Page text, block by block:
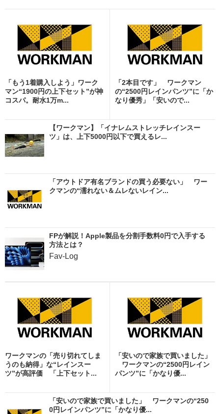
「もう1着購入しよう」ワーク
マン“1900円の上下セット”が神
コスパ。耐水1万m...
「2本目です」 ワークマン
の“2500円レインパンツ”に「か
なり優秀」「安いので...
【ワークマン】「イナレムストレッチレインスー
ツ」は、上下5000円以下で買えるレ...
「アウトドア有名ブランドの買う必要ない」 ワー
クマンの“濡れない＆ムレないレイン...
FPが解説！Apple製品を分割手数料0円で入手する
方法とは？
Fav-Log
ワークマンの「売り切れてしま
うのも納得」な“レインスー
ツ”が高評価 「上下セット...
「安いので家族で買いました」
ワークマンの“2500円レイン
パンツ”に「かなり優...
「安いので家族で買いました」 ワークマンの“250
0円レインパンツ”に「かなり優...